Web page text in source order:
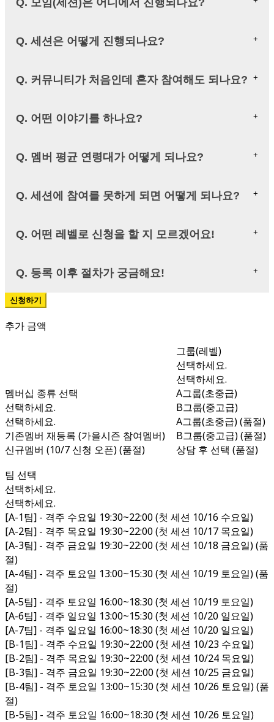
Q. 모임(세션)은 어디에서 진행되나요?
Q. 세션은 어떻게 진행되나요?
Q. 커뮤니티가 처음인데 혼자 참여해도 되나요?
Q. 어떤 이야기를 하나요?
Q. 멤버 평균 연령대가 어떻게 되나요?
Q. 세션에 참여를 못하게 되면 어떻게 되나요?
Q. 어떤 레벨로 신청을 할 지 모르겠어요!
Q. 등록 이후 절차가 궁금해요!
추가 금액
멤버십 종류 선택
선택하세요.
선택하세요.
기존멤버 재등록 (가을시즌 참여멤버)
신규멤버 (10/7 신청 오픈) (품절)
그룹(레벨)
선택하세요.
선택하세요.
A그룹(초중급)
B그룹(중고급)
A그룹(초중급) (품절)
B그룹(중고급) (품절)
상담 후 선택 (품절)
팀 선택
선택하세요.
선택하세요.
[A-1팀] - 격주 수요일 19:30~22:00 (첫 세션 10/16 수요일)
[A-2팀] - 격주 목요일 19:30~22:00 (첫 세션 10/17 목요일)
[A-3팀] - 격주 금요일 19:30~22:00 (첫 세션 10/18 금요일) (품
절)
[A-4팀] - 격주 토요일 13:00~15:30 (첫 세션 10/19 토요일) (품
절)
[A-5팀] - 격주 토요일 16:00~18:30 (첫 세션 10/19 토요일)
[A-6팀] - 격주 일요일 13:00~15:30 (첫 세션 10/20 일요일)
[A-7팀] - 격주 일요일 16:00~18:30 (첫 세션 10/20 일요일)
[B-1팀] - 격주 수요일 19:30~22:00 (첫 세션 10/23 수요일)
[B-2팀] - 격주 목요일 19:30~22:00 (첫 세션 10/24 목요일)
[B-3팀] - 격주 금요일 19:30~22:00 (첫 세션 10/25 금요일)
[B-4팀] - 격주 토요일 13:00~15:30 (첫 세션 10/26 토요일) (품
절)
[B-5팀] - 격주 토요일 16:00~18:30 (첫 세션 10/26 토요일)